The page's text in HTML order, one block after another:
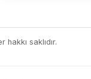
saklıdır.